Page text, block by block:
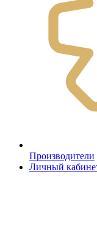
Производители
Личный